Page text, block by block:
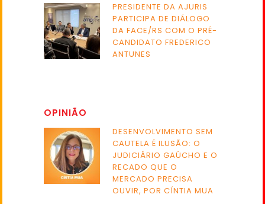
PRESIDENTE DA AJURIS
PARTICIPA DE DIÁLOGO
DA FACE/RS COM O PRÉ-
CANDIDATO FREDERICO
ANTUNES
OPINIÃO
DESENVOLVIMENTO SEM
CAUTELA É ILUSÃO: O
JUDICIÁRIO GAÚCHO E O
RECADO QUE O
MERCADO PRECISA
OUVIR, POR CÍNTIA MUA